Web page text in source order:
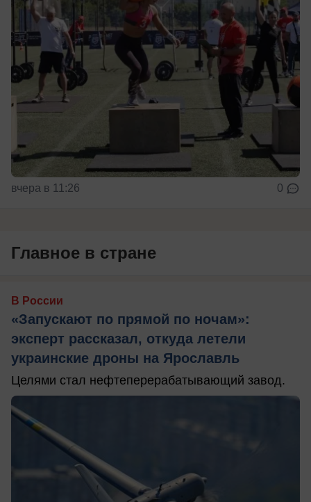
вчера в 11:26 0
Главное в стране
В России
«Запускают по прямой по ночам»:
эксперт рассказал, откуда летели
украинские дроны на Ярославль
Целями стал нефтеперерабатывающий завод.